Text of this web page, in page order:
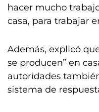
hacer mucho
casa, para trabajar
Además, explicó
se producen” en
autoridades
sistema de